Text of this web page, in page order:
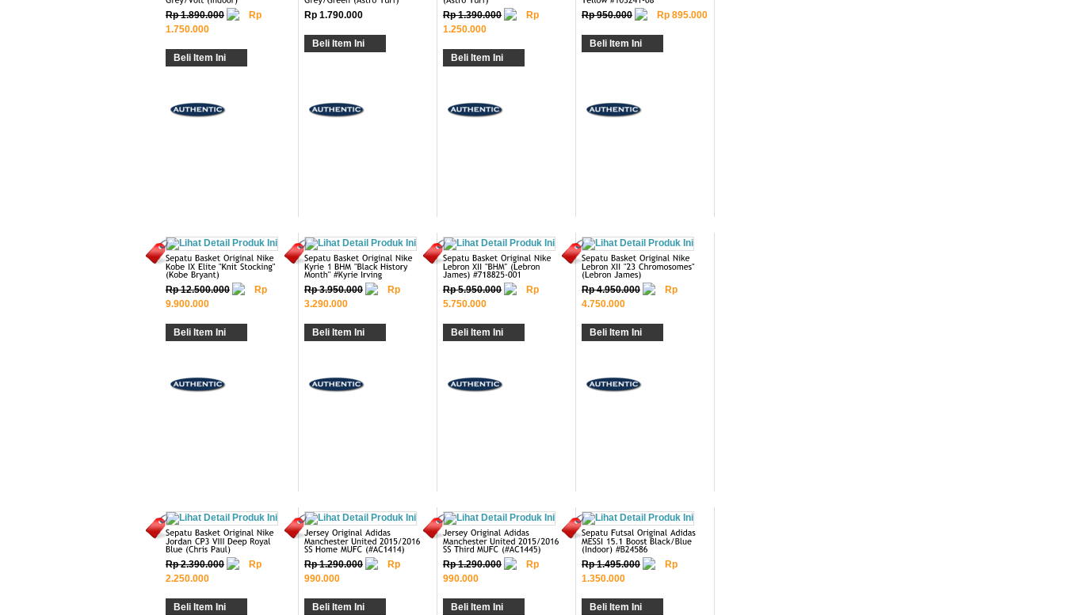
Rp 1.890.000
Rp
1.750.000
Beli Item Ini
Rp 1.790.000
Beli Item Ini
Rp 1.390.000
Rp
1.250.000
Beli Item Ini
Rp 950.000 Rp 895.000
Beli Item Ini
Rp 12.500.000
Rp
9.900.000
Beli Item Ini
Rp 3.950.000
Rp
3.290.000
Beli Item Ini
Rp 5.950.000
Rp
5.750.000
Beli Item Ini
Rp 4.950.000
Rp
4.750.000
Beli Item Ini
Rp 2.390.000
Rp
2.250.000
Beli Item Ini
Rp 1.290.000
Rp
990.000
Beli Item Ini
Rp 1.290.000
Rp
990.000
Beli Item Ini
Rp 1.495.000
Rp
1.350.000
Beli Item Ini